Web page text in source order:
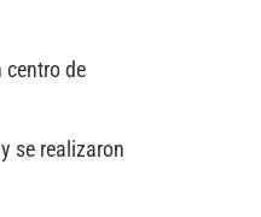
centro de
se realizaron